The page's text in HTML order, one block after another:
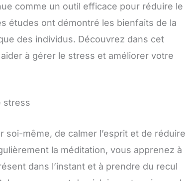
comme un outil efficace pour réduire le
études ont démontré les bienfaits de la
des individus. Découvrez dans cet
à gérer le stress et améliorer votre
stress
même, de calmer l’esprit et de réduire
la méditation, vous apprenez à
dans l’instant et à prendre du recul